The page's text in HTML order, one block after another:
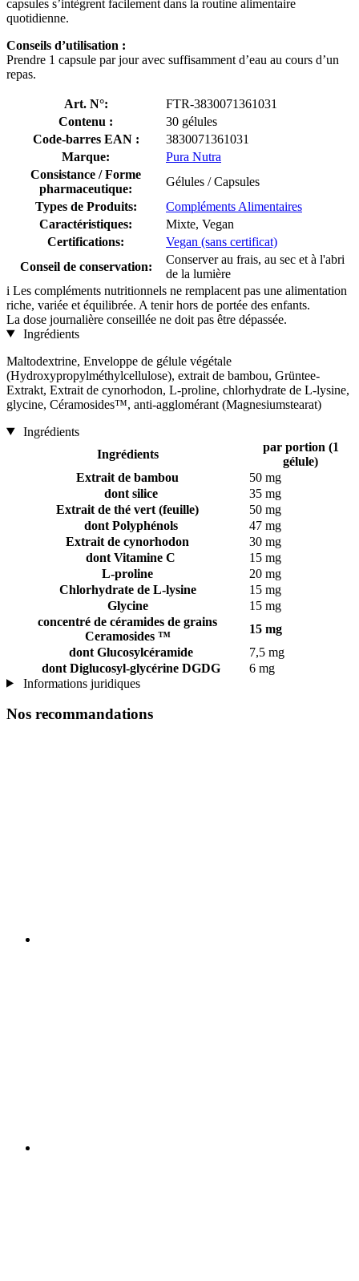
capsules s’intègrent facilement dans la routine alimentaire
quotidienne.
Conseils d’utilisation :
Prendre 1 capsule par jour avec suffisamment d’eau au cours d’un
repas.
Art. N°:
FTR-3830071361031
Contenu :
30 gélules
Code-barres EAN :
3830071361031
Marque:
Pura Nutra
Consistance / Forme
pharmaceutique:
Gélules / Capsules
Types de Produits:
Compléments Alimentaires
Caractéristiques:
Mixte, Vegan
Certifications:
Vegan (sans certificat)
Conseil de conservation:
Conserver au frais, au sec et à l'abri
de la lumière
i Les compléments nutritionnels ne remplacent pas une alimentation
riche, variée et équilibrée. A tenir hors de portée des enfants.
La dose journalière conseillée ne doit pas être dépassée.
Ingrédients
Maltodextrine, Enveloppe de gélule végétale
(Hydroxypropylméthylcellulose), extrait de bambou, Grüntee-
Extrakt, Extrait de cynorhodon, L-proline, chlorhydrate de L-lysine,
glycine, Céramosides™, anti-agglomérant (Magnesiumstearat)
Ingrédients
Ingrédients
par portion (1
gélule)
Extrait de bambou
50 mg
dont silice
35 mg
Extrait de thé vert (feuille)
50 mg
dont Polyphénols
47 mg
Extrait de cynorhodon
30 mg
dont Vitamine C
15 mg
L-proline
20 mg
Chlorhydrate de L-lysine
15 mg
Glycine
15 mg
concentré de céramides de grains
Ceramosides ™
15 mg
dont Glucosylcéramide
7,5 mg
dont Diglucosyl-glycérine DGDG
6 mg
Informations juridiques
Nos recommandations